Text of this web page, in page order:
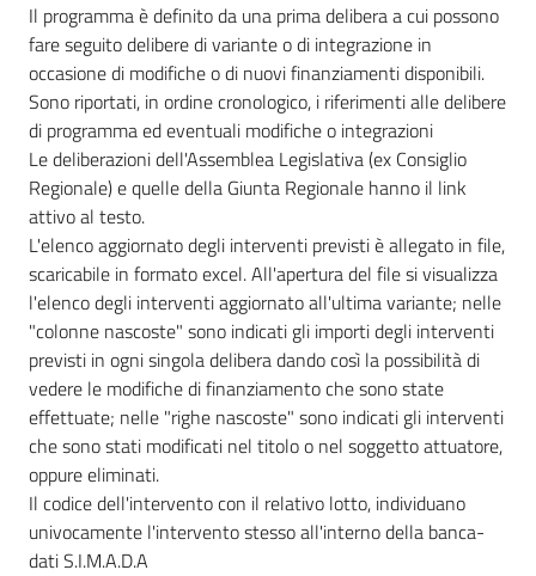
Il programma è definito da una prima delibera a cui possono
fare seguito delibere di variante o di integrazione in
occasione di modifiche o di nuovi finanziamenti disponibili.
Sono riportati, in ordine cronologico, i riferimenti alle delibere
di programma ed eventuali modifiche o integrazioni
Le deliberazioni dell'Assemblea Legislativa (ex Consiglio
Regionale) e quelle della Giunta Regionale hanno il link
attivo al testo.
L'elenco aggiornato degli interventi previsti è allegato in file,
scaricabile in formato excel. All'apertura del file si visualizza
l'elenco degli interventi aggiornato all'ultima variante; nelle
"colonne nascoste" sono indicati gli importi degli interventi
previsti in ogni singola delibera dando così la possibilità di
vedere le modifiche di finanziamento che sono state
effettuate; nelle "righe nascoste" sono indicati gli interventi
che sono stati modificati nel titolo o nel soggetto attuatore,
oppure eliminati.
Il codice dell'intervento con il relativo lotto, individuano
univocamente l'intervento stesso all'interno della banca-
dati S.I.M.A.D.A